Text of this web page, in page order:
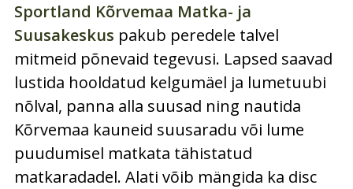
Sportland Kõrvemaa Matka- ja
Suusakeskus pakub peredele talvel
mitmeid põnevaid tegevusi. Lapsed saavad
lustida hooldatud kelgumäel ja lumetuubi
nõlval, panna alla suusad ning nautida
Kõrvemaa kauneid suusaradu või lume
puudumisel matkata tähistatud
matkaradadel. Alati võib mängida ka disc